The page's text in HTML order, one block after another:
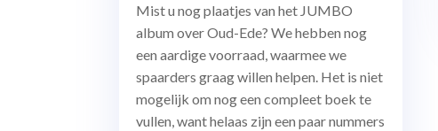
Mist u nog plaatjes van het JUMBO
album over Oud-Ede? We hebben nog
een aardige voorraad, waarmee we
spaarders graag willen helpen. Het is niet
mogelijk om nog een compleet boek te
vullen, want helaas zijn een paar nummers